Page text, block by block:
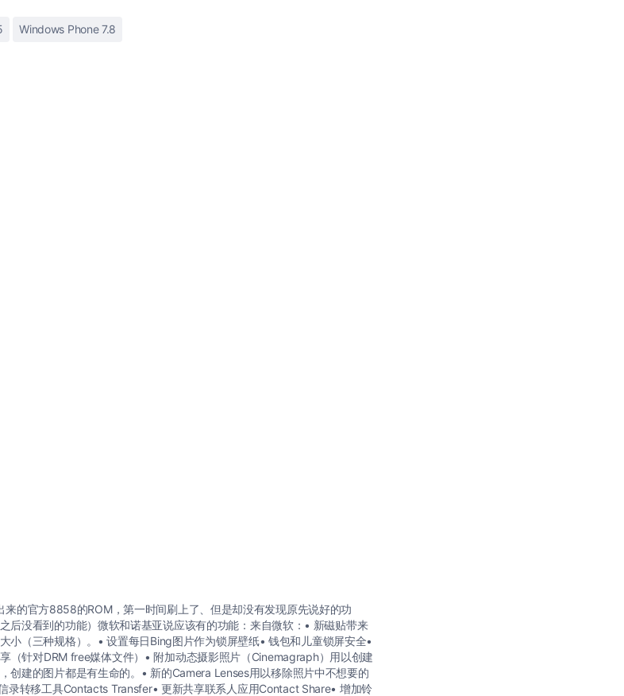
Windows Phone 7.8
的官方8858的ROM，第一时间刷上了、但是却没有发现原先说好的功
后没看到的功能）微软和诺基亚说应该有的功能：来自微软：• 新磁贴带来
小（三种规格）。• 设置每日Bing图片作为锁屏壁纸• 钱包和儿童锁屏安全•
（针对DRM free媒体文件）• 附加动态摄影照片（Cinemagraph）用以创建
创建的图片都是有生命的。• 新的Camera Lenses用以移除照片中不想要的
录转移工具Contacts Transfer• 更新共享联系人应用Contact Share• 增加铃